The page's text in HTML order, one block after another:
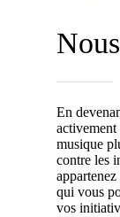
En
activement
musique
contre les
qui vous
vos